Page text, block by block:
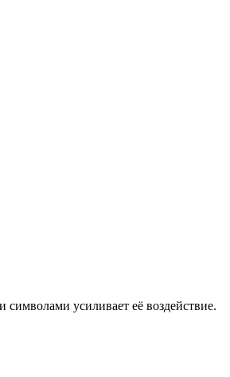
усиливает её воздействие.